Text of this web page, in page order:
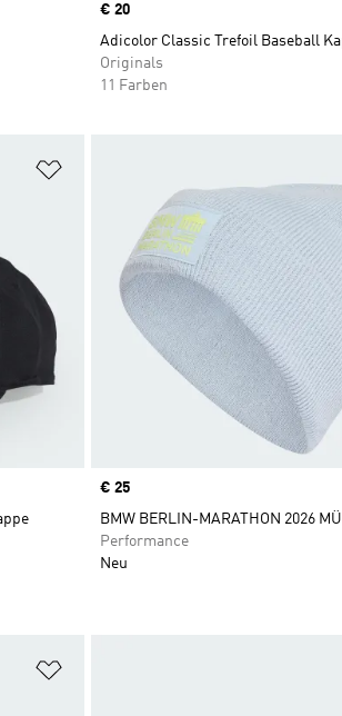
Price
€ 20
Adicolor Classic Trefoil Baseball
Originals
11 Farben
Price
€ 25
BMW BERLIN-MARATHON 2026
Performance
Neu